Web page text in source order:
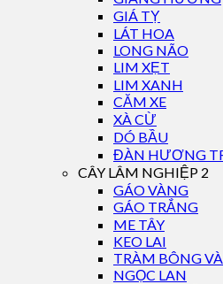
GIÁ TỴ
LÁT HOA
LONG NÃO
LIM XẸT
LIM XANH
CĂM XE
XÀ CỪ
DÓ BẦU
ĐÀN HƯƠNG
CÂY LÂM NGHIỆP 2
GÁO VÀNG
GÁO TRẮNG
ME TÂY
KEO LAI
TRÀM BÔNG
NGỌC LAN